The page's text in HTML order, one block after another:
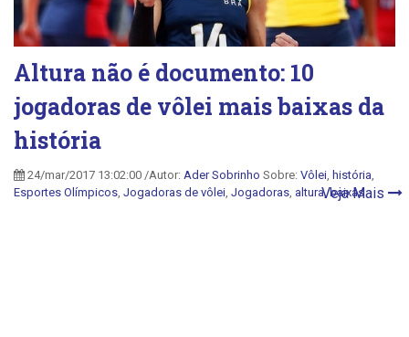
Altura não é documento: 10
jogadoras de vôlei mais baixas da
história
24/mar/2017 13:02:00 /Autor: Ader Sobrinho Sobre: Vôlei história
Esportes Olímpicos Jogadoras de vôlei Jogadoras altura,baixas
Veja Mais